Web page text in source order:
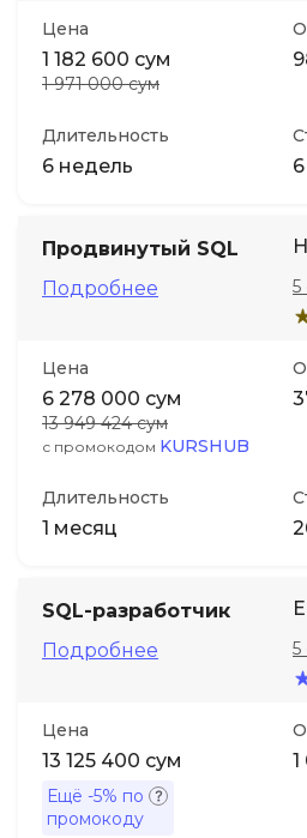
Цена
1 182 600 сум
1 971 000 сум
Длительность
6 недель
Продвинутый SQL
Подробнее
5
Цена
6 278 000 сум
13 949 424 сум
с промокодом KURSHUB
Длительность
1 месяц
SQL-разработчик
Подробнее
5
Цена
13 125 400 сум
Ещё -5% по
промокоду
ДПО
Детям
Акции и промокоды